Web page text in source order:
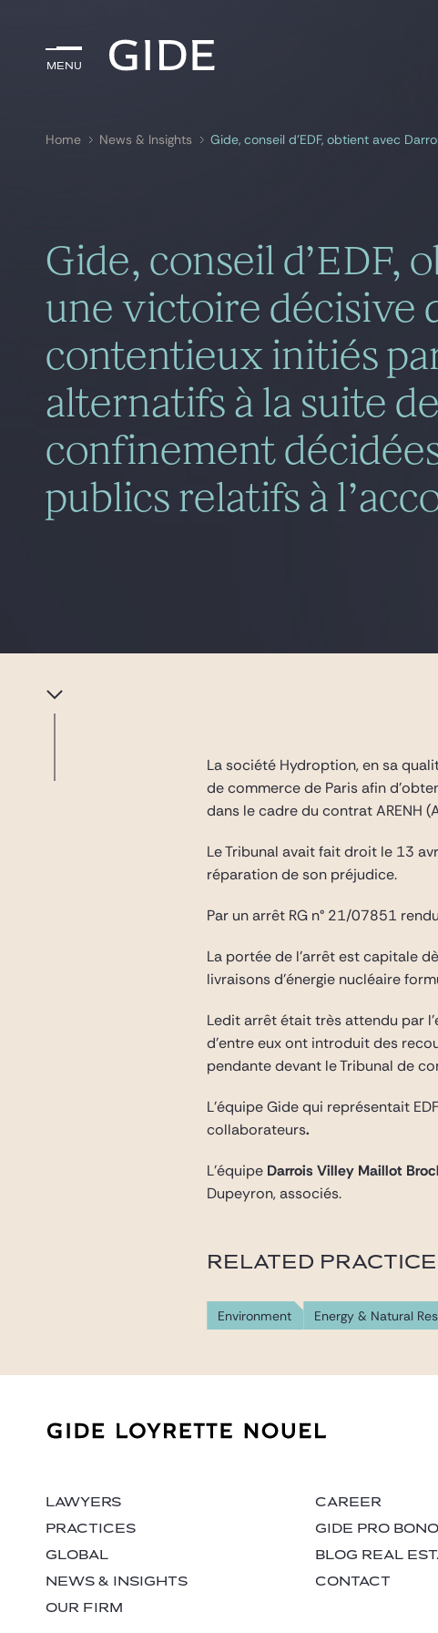
Menu
Menu
Home News & Insights
Gide, conseil d’EDF,
une victoire décisive
contentieux initiés
alternatifs à la suite
confinement
publics relatifs à
La société Hydroption, en sa
de commerce de Paris afin
dans le cadre du contrat ARENH
Le Tribunal avait fait droit le 13
réparation de son préjudice.
Par un arrêt RG n° 21/07851
La portée de l’arrêt est capitale
livraisons d’énergie nucléaire
Ledit arrêt était très attendu par
d’entre eux ont introduit des
pendante devant le Tribunal de
L’équipe Gide qui représentait
collaborateurs.
L’équipe Darrois Villey Maillot
Dupeyron, associés.
RELATED
Environment Energy & Natural
LAWYERS
PRACTICES
GLOBAL
NEWS & INSIGHTS
OUR FIRM
CAREER
GIDE PRO
BLOG REAL
CONTACT